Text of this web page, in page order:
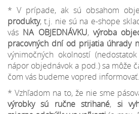
* V prípade, ak sú obsahom
produkty, t.j. nie sú na e-shope
vás NA OBJEDNÁVKU, výroba
pracovných dní od prijatia úhrady
výnimočných okolností
nápor objednávok a pod.) sa môže
čom vás budeme vopred informovať.
* Vzhľadom na to, že nie sme
výrobky sú ručne strihané, si